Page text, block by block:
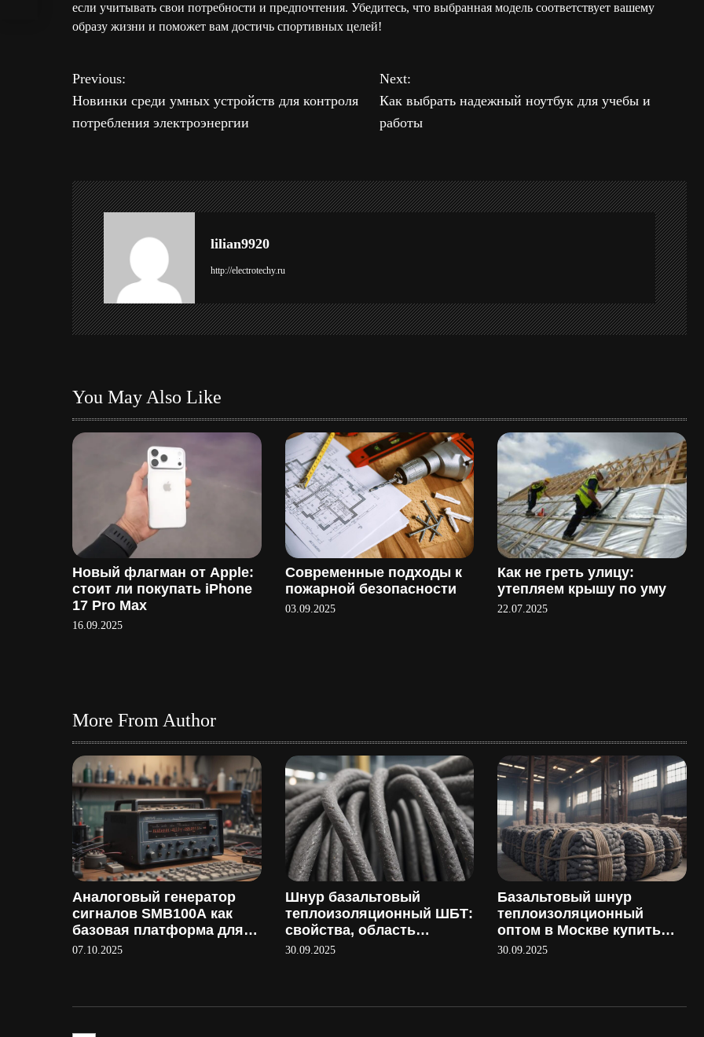
если учитывать свои потребности и предпочтения. Убедитесь, что выбранная модель соответствует вашему
образу жизни и поможет вам достичь спортивных целей!
Н
а
и
г
а
ц
и
п
о
и
с
я
Previous:
Новинки среди умных устройств для контроля
потребления электроэнергии
Next:
Как выбрать надежный ноутбук для учебы и
работы
lilian9920
http://electrotechy.ru
You May Also Like
Новый флагман от Apple:
стоит ли покупать iPhone
17 Pro Max
16.09.2025
Современные подходы к
пожарной безопасности
03.09.2025
Как не греть улицу:
утепляем крышу по уму
22.07.2025
More From Author
Аналоговый генератор
сигналов SMB100A как
базовая платформа для
тестирования
07.10.2025
Шнур базальтовый
теплоизоляционный ШБТ:
свойства, область
применения и
30.09.2025
Базальтовый шнур
теплоизоляционный
оптом в Москве купить
напрямую у
30.09.2025